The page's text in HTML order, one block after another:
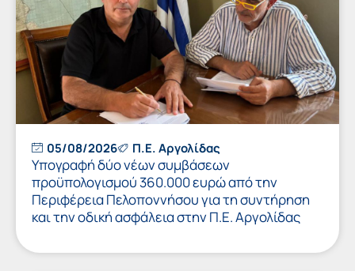
05/08/2026 Π.Ε. Αργολίδας
Υπογραφή δύο νέων συμβάσεων
προϋπολογισμού 360.000 ευρώ από την
Περιφέρεια Πελοποννήσου για τη συντήρηση
και την οδική ασφάλεια στην Π.Ε. Αργολίδας